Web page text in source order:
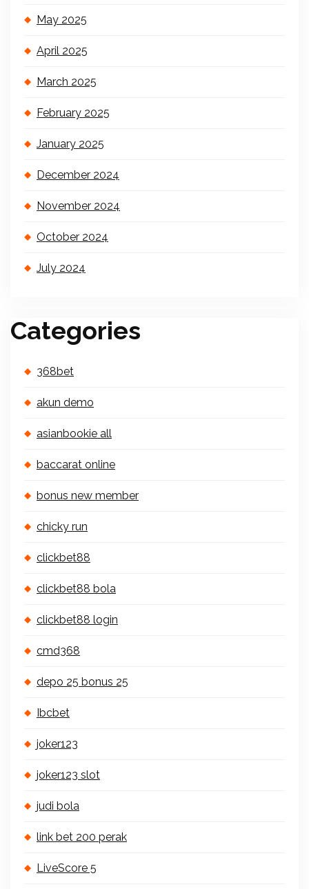
May 2025
April 2025
March 2025
February 2025
January 2025
December 2024
November 2024
October 2024
July 2024
Categories
368bet
akun demo
asianbookie all
baccarat online
bonus new member
chicky run
clickbet88
clickbet88 bola
clickbet88 login
cmd368
depo 25 bonus 25
Ibcbet
joker123
joker123 slot
judi bola
link bet 200 perak
LiveScore 5